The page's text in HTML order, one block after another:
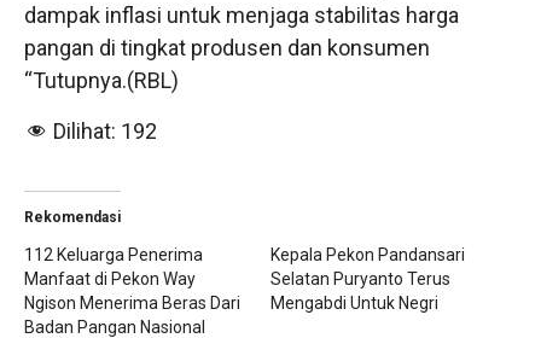
dampak inflasi untuk menjaga stabilitas harga
pangan di tingkat produsen dan konsumen
“Tutupnya.(RBL)
Dilihat: 192
Rekomendasi
112 Keluarga Penerima
Manfaat di Pekon Way
Ngison Menerima Beras Dari
Badan Pangan Nasional
Kepala Pekon Pandansari
Selatan Puryanto Terus
Mengabdi Untuk Negri